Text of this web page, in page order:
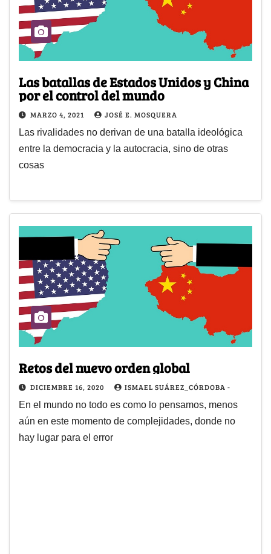
Las batallas de Estados Unidos y China
por el control del mundo
MARZO 4, 2021 JOSÉ E. MOSQUERA
Las rivalidades no derivan de una batalla ideológica
entre la democracia y la autocracia, sino de otras
cosas
Retos del nuevo orden global
DICIEMBRE 16, 2020 ISMAEL SUÁREZ_CÓRDOBA -
En el mundo no todo es como lo pensamos, menos
aún en este momento de complejidades, donde no
hay lugar para el error